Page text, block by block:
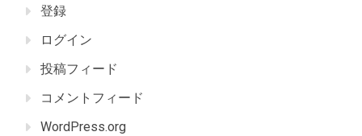
登録
ログイン
投稿フィード
コメントフィード
WordPress.org